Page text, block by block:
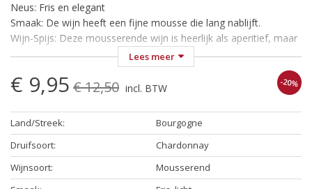
Neus: Fris en elegant
Smaak: De wijn heeft een fijne mousse die lang nablijft.
Wijn-Spijs: Deze mousserende wijn is heerlijk als aperitief, maar
laat zich ook uitstekend drinken bij een niet al te zoet nagerecht.
Temperatuur: Koel serveren bij 8° C.
De Vin Mousseux van ons wijnhuis Lefebvre wordt gemaakt bij
Moingeon in de Bourgogne is een zuivere milde, maar toch
frisse mousserende wijn met een fraaie kleur en een innemende
geur.
De firma Moingeon in Beaune is gespecialiseerd in het maken
van Crémant de Bourgogne en Vins Mousseux. De Vin
Lees meer
€ 9,95 € 12,50 incl. BTW -20%
Land/Streek:
Bourgogne
Druifsoort:
Chardonnay
Wijnsoort:
Mousserend